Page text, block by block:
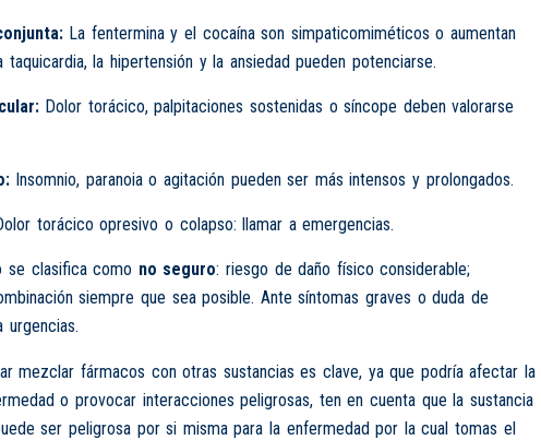
La fentermina y el cocaína son simpaticomiméticos o aumentan
taquicardia, la hipertensión y la ansiedad pueden potenciarse.
Dolor torácico, palpitaciones sostenidas o síncope deben valorarse
Insomnio, paranoia o agitación pueden ser más intensos y prolongados.
torácico opresivo o colapso: llamar a emergencias.
se clasifica como no seguro: riesgo de daño físico considerable;
siempre que sea posible. Ante síntomas graves o duda de
urgencias.
mezclar fármacos con otras sustancias es clave, ya que podría afectar la
o provocar interacciones peligrosas, ten en cuenta que la sustancia
ser peligrosa por si misma para la enfermedad por la cual tomas el